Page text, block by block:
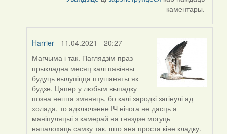
Harrier
каментары.
Harrier - 11.04.2021 - 20:27
In
reply
to
by
ZNR
Магчыма і так. Паглядзім праз
прыкладна месяц калі павінны
будуць вылупіцца птушаняты як
будзе. Цяпер у любым выпадку
позна нешта змяняць, бо калі зародкі загінулі ад
холада, то адключэнне ІЧ нічога не дасць а
маніпуляцыі з камерай на гняздзе могуць
напалохаць самку так, што яна проста кіне кладку.